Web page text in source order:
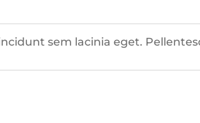
sem lacinia eget.